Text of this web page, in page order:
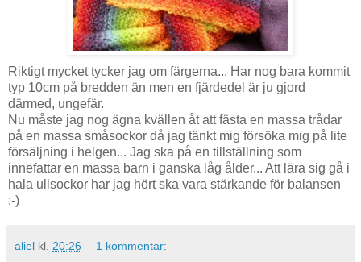
Riktigt mycket tycker jag om färgerna... Har nog bara kommit
typ 10cm på bredden än men en fjärdedel är ju gjord
därmed, ungefär.
Nu måste jag nog ägna kvällen åt att fästa en massa trådar
på en massa småsockor då jag tänkt mig försöka mig på lite
försäljning i helgen... Jag ska på en tillställning som
innefattar en massa barn i ganska låg ålder... Att lära sig gå i
hala ullsockor har jag hört ska vara stärkande för balansen
:-)
aliel kl. 20:26 1 kommentar: